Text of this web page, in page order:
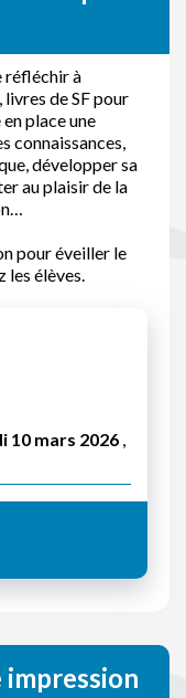
réfléchir à
de SF pour
place une
connaissances,
développer sa
au plaisir de la
pour éveiller le
les élèves.
10 mars 2026 ,
impression